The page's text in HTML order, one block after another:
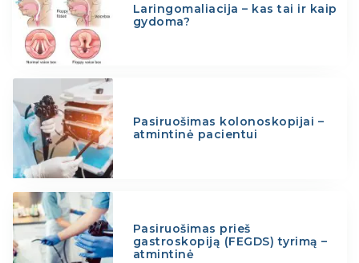
Laringomaliacija – kas tai ir kaip
gydoma?
Pasiruošimas kolonoskopijai –
atmintinė pacientui
Pasiruošimas prieš
gastroskopiją (FEGDS) tyrimą –
atmintinė